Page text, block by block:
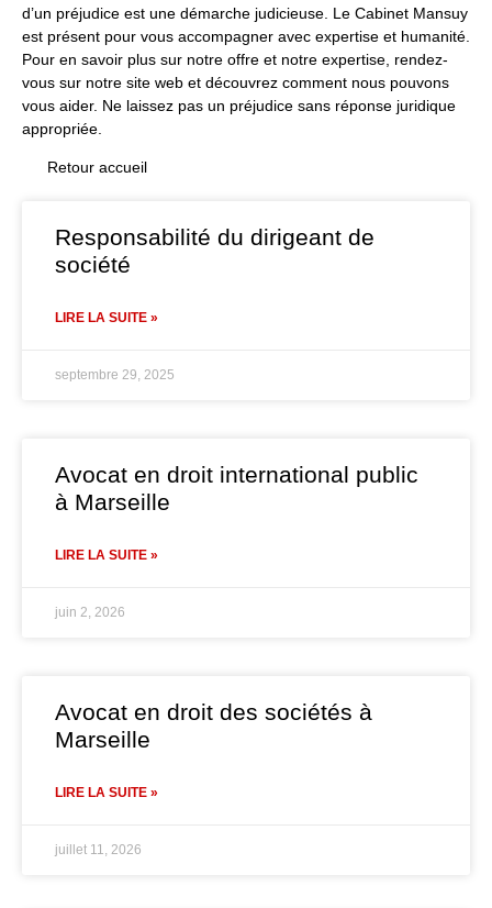
d’un préjudice est une démarche judicieuse. Le Cabinet Mansuy
est présent pour vous accompagner avec expertise et humanité.
Pour en savoir plus sur notre offre et notre expertise, rendez-
vous sur notre site web et découvrez comment nous pouvons
vous aider. Ne laissez pas un préjudice sans réponse juridique
appropriée.
Retour accueil
Responsabilité du dirigeant de
société
LIRE LA SUITE »
septembre 29, 2025
Avocat en droit international public
à Marseille
LIRE LA SUITE »
juin 2, 2026
Avocat en droit des sociétés à
Marseille
LIRE LA SUITE »
juillet 11, 2026